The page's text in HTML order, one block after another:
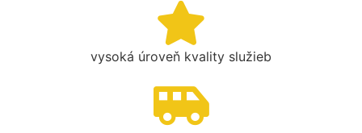
vysoká úroveň kvality služieb